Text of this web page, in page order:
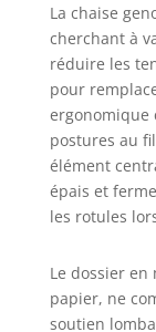
La chaise
cherchant à
réduire les
pour
ergonomique
postures au
élément
épais et
les rotules
Le dossier
papier, ne
soutien